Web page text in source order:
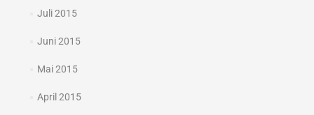
Juli 2015
Juni 2015
Mai 2015
April 2015